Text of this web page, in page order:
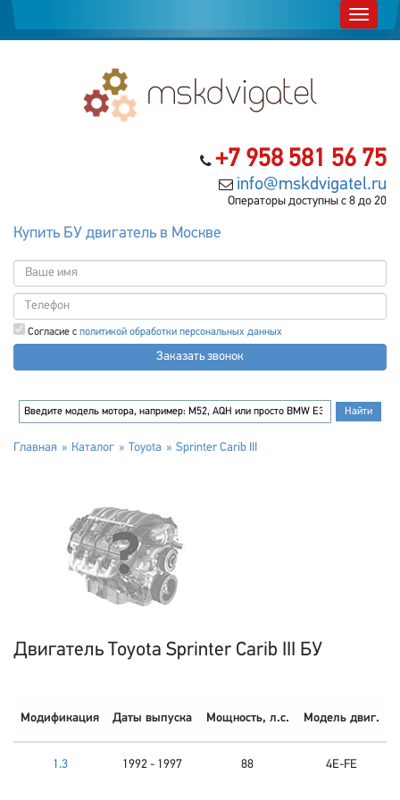
+7 958 581 56 75
info@mskdvigatel.ru
Операторы доступны с 8 до 20
Купить БУ двигатель в Москве
Согласие с политикой обработки персональных данных
Заказать звонок
Главная Каталог Toyota Sprinter Carib III
Двигатель Toyota Sprinter Carib III БУ
Модификация Даты выпуска Мощность, л.с. Модель двиг.
1.3 1992 - 1997 88 4E-FE